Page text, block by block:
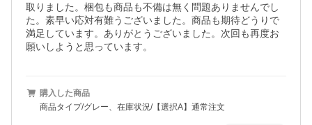
取りました。梱包も商品も不備は無く問題ありませんでし
た。素早い応対有難うございました。商品も期待どうりで
満足しています。ありがとうございました。次回も再度お
購入した商品
商品タイプ/グレー、在庫状況/【選択A】通常注文